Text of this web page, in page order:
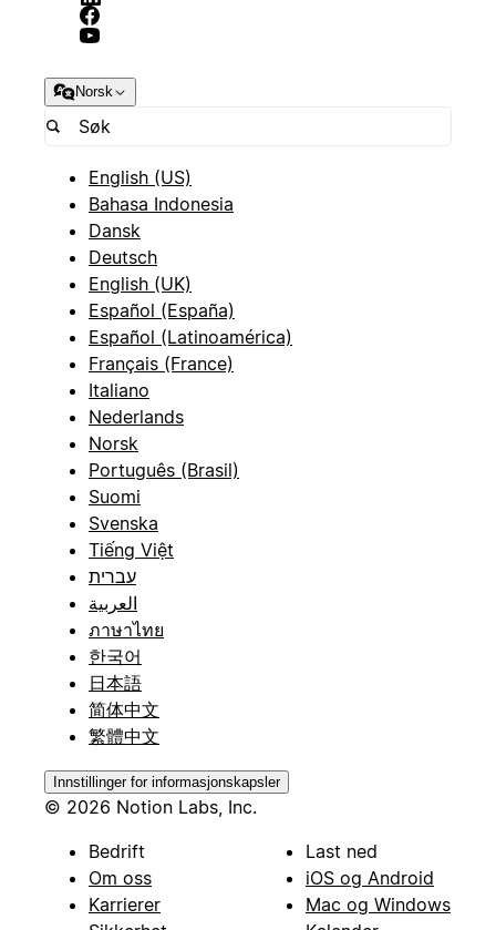
Norsk
English (US)
Bahasa Indonesia
Dansk
Deutsch
English (UK)
Español (España)
Español (Latinoamérica)
Français (France)
Italiano
Nederlands
Norsk
Português (Brasil)
Suomi
Svenska
Tiếng Việt
עברית
العربية
ภาษาไทย
한국어
日本語
简体中文
繁體中文
Innstillinger for informasjonskapsler
© 2026 Notion Labs, Inc.
Bedrift
Om oss
Karrierer
Last ned
iOS og Android
Mac og Windows